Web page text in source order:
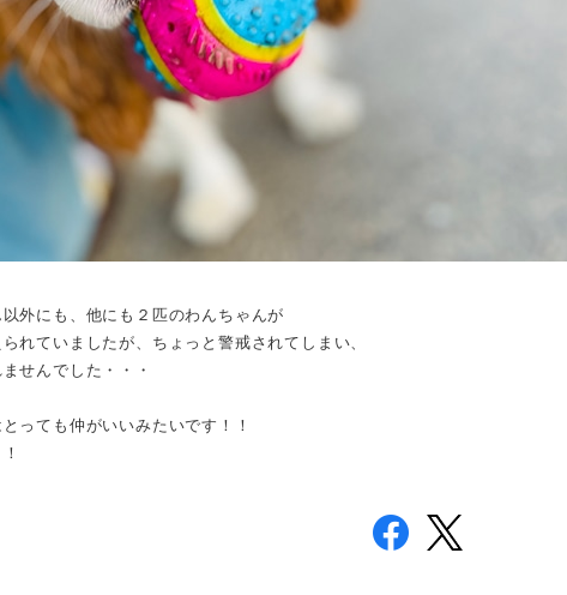
外にも、他にも２匹のわんちゃんが
れていましたが、ちょっと警戒されてしまい、
せんでした・・・
っても仲がいいみたいです！！